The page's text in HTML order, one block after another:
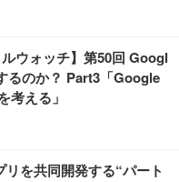
ルウォッチ】第50回 Googl
るのか？ Part3「Google
考える」
を共同開発する“パート